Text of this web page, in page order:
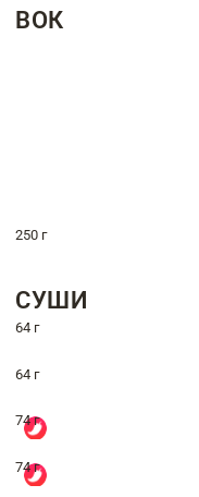
ВОК
250 г
СУШИ
64 г
64 г
74 г
74 г